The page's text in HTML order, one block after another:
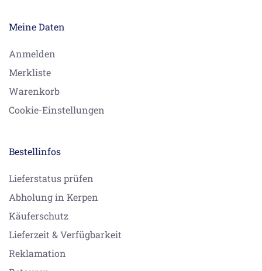
Meine Daten
Anmelden
Merkliste
Warenkorb
Cookie-Einstellungen
Bestellinfos
Lieferstatus prüfen
Abholung in Kerpen
Käuferschutz
Lieferzeit & Verfügbarkeit
Reklamation